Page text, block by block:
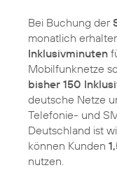
Bei Buchung der
monatlich
Inklusivminuten
Mobilfunknetze
bisher 150
deutsche Netze
Telefonie- und
Deutschland ist
können Kunden
nutzen.